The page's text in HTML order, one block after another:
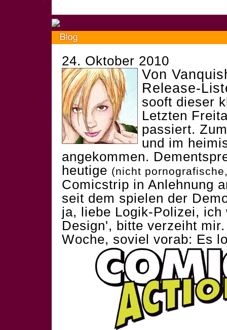
24. Oktober 2010
Von
Release-
sooft dieser
Letzten
passiert.
und im
angekommen.
heutige (nicht
Comicstrip in Anlehnung
seit dem spielen der
ja, liebe Logik-Polizei,
Design', bitte verzeiht
Woche, soviel vorab: Es